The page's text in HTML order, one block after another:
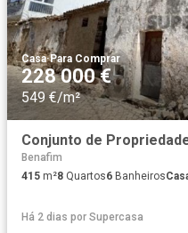
Casa·Para Comprar
228 000 €
549 €/m²
Benafim
415 m²8 Quartos6 Banheiros
Há 2 dias por Supercasa